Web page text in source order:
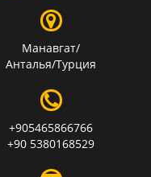
Манавгат/
Анталья/Турция
+905465866766
+90 5380168529